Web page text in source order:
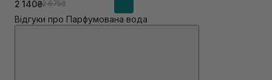
2 140₴2 675₴
Відгуки про Парфумована вода